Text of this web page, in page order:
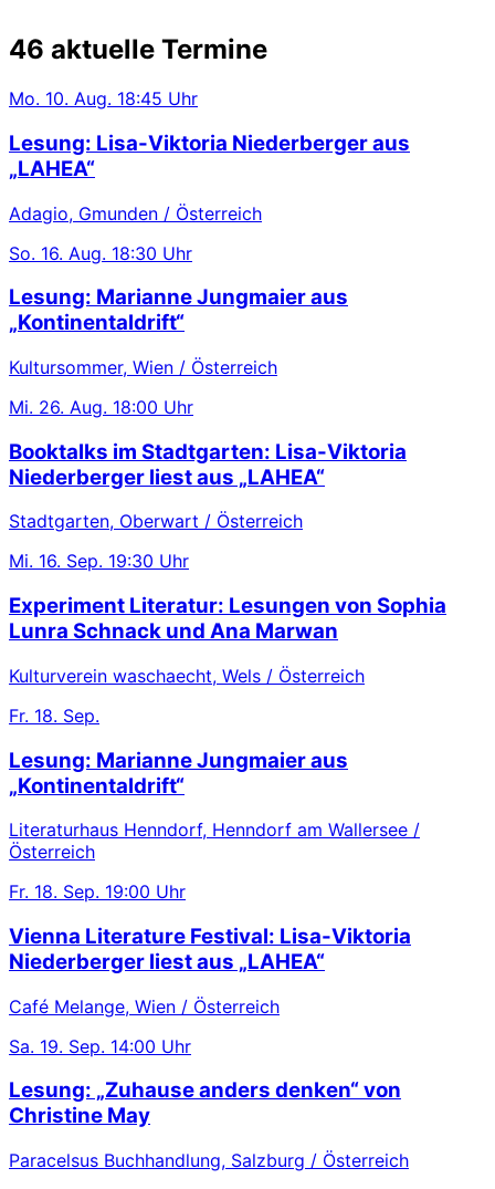
46 aktuelle Termine
Mo. 10. Aug. 18:45 Uhr
Lesung: Lisa-Viktoria Niederberger aus
„LAHEA“
Adagio, Gmunden / Österreich
So. 16. Aug. 18:30 Uhr
Lesung: Marianne Jungmaier aus
„Kontinentaldrift“
Kultursommer, Wien / Österreich
Mi. 26. Aug. 18:00 Uhr
Booktalks im Stadtgarten: Lisa-Viktoria
Niederberger liest aus „LAHEA“
Stadtgarten, Oberwart / Österreich
Mi. 16. Sep. 19:30 Uhr
Experiment Literatur: Lesungen von Sophia
Lunra Schnack und Ana Marwan
Kulturverein waschaecht, Wels / Österreich
Fr. 18. Sep.
Lesung: Marianne Jungmaier aus
„Kontinentaldrift“
Literaturhaus Henndorf, Henndorf am Wallersee /
Österreich
Fr. 18. Sep. 19:00 Uhr
Vienna Literature Festival: Lisa-Viktoria
Niederberger liest aus „LAHEA“
Café Melange, Wien / Österreich
Sa. 19. Sep. 14:00 Uhr
Lesung: „Zuhause anders denken“ von
Christine May
Paracelsus Buchhandlung, Salzburg / Österreich